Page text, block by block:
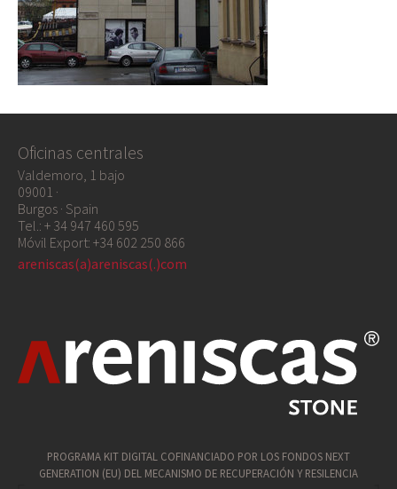
Oficinas centrales
Valdemoro, 1 bajo
09001 ·
Burgos · Spain
Tel.: + 34 947 460 595
Móvil Export: +34 602 250 866
areniscas(a)areniscas(.)com
PROGRAMA KIT DIGITAL COFINANCIADO POR LOS FONDOS NEXT
GENERATION (EU) DEL MECANISMO DE RECUPERACIÓN Y RESILENCIA